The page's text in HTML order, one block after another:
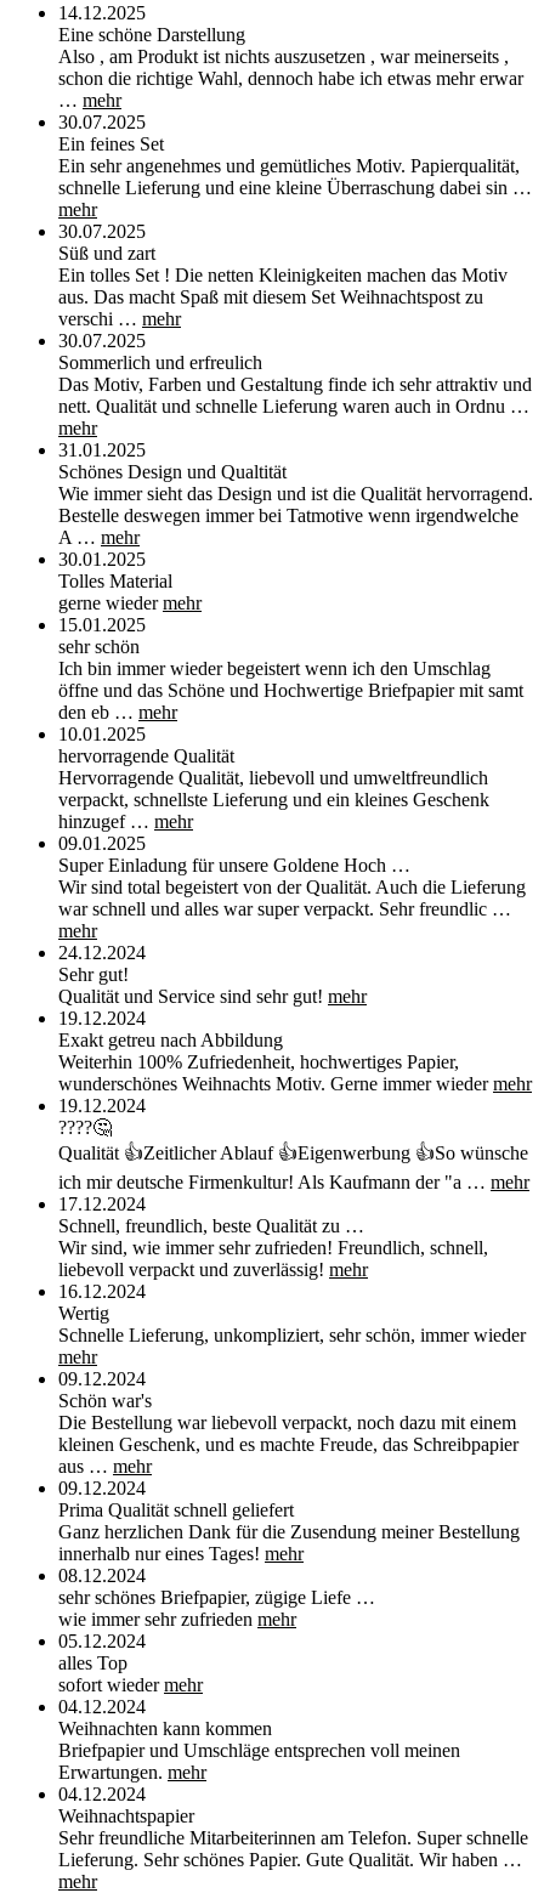
14.12.2025
Eine schöne Darstellung
Also , am Produkt ist nichts auszusetzen , war meinerseits ,
schon die richtige Wahl, dennoch habe ich etwas mehr erwar
… mehr
30.07.2025
Ein feines Set
Ein sehr angenehmes und gemütliches Motiv. Papierqualität,
schnelle Lieferung und eine kleine Überraschung dabei sin …
mehr
30.07.2025
Süß und zart
Ein tolles Set ! Die netten Kleinigkeiten machen das Motiv
aus. Das macht Spaß mit diesem Set Weihnachtspost zu
verschi … mehr
30.07.2025
Sommerlich und erfreulich
Das Motiv, Farben und Gestaltung finde ich sehr attraktiv und
nett. Qualität und schnelle Lieferung waren auch in Ordnu …
mehr
31.01.2025
Schönes Design und Qualtität
Wie immer sieht das Design und ist die Qualität hervorragend.
Bestelle deswegen immer bei Tatmotive wenn irgendwelche
A … mehr
30.01.2025
Tolles Material
gerne wiedermehr
15.01.2025
sehr schön
Ich bin immer wieder begeistert wenn ich den Umschlag
öffne und das Schöne und Hochwertige Briefpapier mit samt
den eb … mehr
10.01.2025
hervorragende Qualität
Hervorragende Qualität, liebevoll und umweltfreundlich
verpackt, schnellste Lieferung und ein kleines Geschenk
hinzugef … mehr
09.01.2025
Super Einladung für unsere Goldene Hoch …
Wir sind total begeistert von der Qualität. Auch die Lieferung
war schnell und alles war super verpackt. Sehr freundlic …
mehr
24.12.2024
Sehr gut!
Qualität und Service sind sehr gut! mehr
19.12.2024
Exakt getreu nach Abbildung
Weiterhin 100% Zufriedenheit, hochwertiges Papier,
wunderschönes Weihnachts Motiv. Gerne immer wiedermehr
19.12.2024
????🤔
Qualität 👍Zeitlicher Ablauf 👍Eigenwerbung 👍So wünsche
ich mir deutsche Firmenkultur! Als Kaufmann der "a … mehr
17.12.2024
Schnell, freundlich, beste Qualität zu …
Wir sind, wie immer sehr zufrieden! Freundlich, schnell,
liebevoll verpackt und zuverlässig! mehr
16.12.2024
Wertig
Schnelle Lieferung, unkompliziert, sehr schön, immer wieder
mehr
09.12.2024
Schön war's
Die Bestellung war liebevoll verpackt, noch dazu mit einem
kleinen Geschenk, und es machte Freude, das Schreibpapier
aus … mehr
09.12.2024
Prima Qualität schnell geliefert
Ganz herzlichen Dank für die Zusendung meiner Bestellung
innerhalb nur eines Tages! mehr
08.12.2024
sehr schönes Briefpapier, zügige Liefe …
wie immer sehr zufrieden mehr
05.12.2024
alles Top
sofort wiedermehr
04.12.2024
Weihnachten kann kommen
Briefpapier und Umschläge entsprechen voll meinen
Erwartungen. mehr
04.12.2024
Weihnachtspapier
Sehr freundliche Mitarbeiterinnen am Telefon. Super schnelle
Lieferung. Sehr schönes Papier. Gute Qualität. Wir haben …
mehr